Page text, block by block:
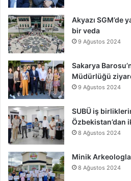
Akyazı SGM’de
bir veda
9 Ağustos 2024
Sakarya
Müdürlüğü
9 Ağustos 2024
SUBÜ iş
Özbekistan’dan
8 Ağustos 2024
Minik
8 Ağustos 2024